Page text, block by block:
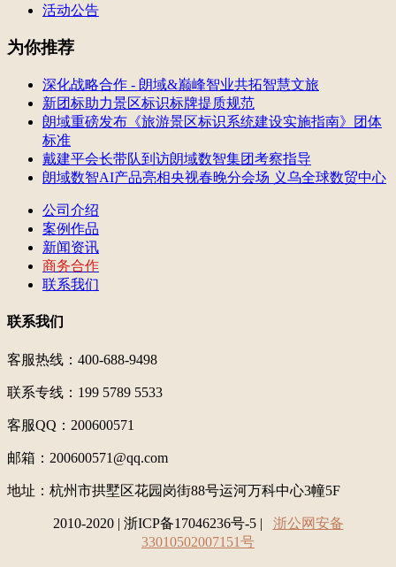
活动公告
为你推荐
深化战略合作 - 朗域&巅峰智业共拓智慧文旅
新团标助力景区标识标牌提质规范
朗域重磅发布《旅游景区标识系统建设实施指南》团体
标准
戴建平会长带队到访朗域数智集团考察指导
朗域数智AI产品亮相央视春晚分会场 义乌全球数贸中心
公司介绍
案例作品
新闻资讯
商务合作
联系我们
联系我们
客服热线：400-688-9498
联系专线：199 5789 5533
客服QQ：200600571
邮箱：200600571@qq.com
地址： 杭州市拱墅区花园岗街88号运河万科中心3幢5F
2010-2020 | 浙ICP备17046236号-5 |
浙公网安备
33010502007151号